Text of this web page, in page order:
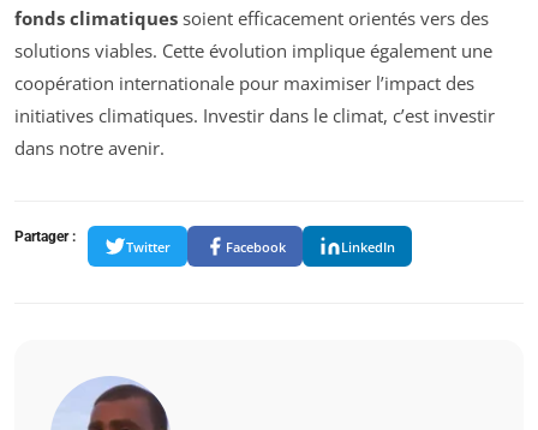
fonds climatiques soient efficacement orientés vers des
solutions viables. Cette évolution implique également une
coopération internationale pour maximiser l’impact des
initiatives climatiques. Investir dans le climat, c’est investir
dans notre avenir.
Partager :
Twitter Facebook LinkedIn